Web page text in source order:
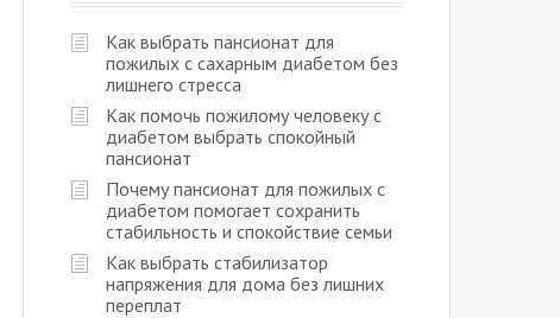
Как выбрать пансионат для
пожилых с сахарным диабетом без
лишнего стресса
Как помочь пожилому человеку с
диабетом выбрать спокойный
пансионат
Почему пансионат для пожилых с
диабетом помогает сохранить
стабильность и спокойствие семьи
Как выбрать стабилизатор
напряжения для дома без лишних
переплат